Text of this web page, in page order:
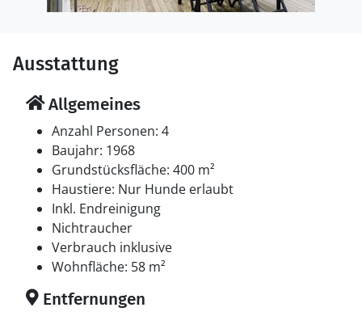
Ausstattung
Allgemeines
Anzahl Personen: 4
Baujahr: 1968
Grundstücksfläche: 400 m²
Haustiere: Nur Hunde erlaubt
Inkl. Endreinigung
Nichtraucher
Verbrauch inklusive
Wohnfläche: 58 m²
Entfernungen